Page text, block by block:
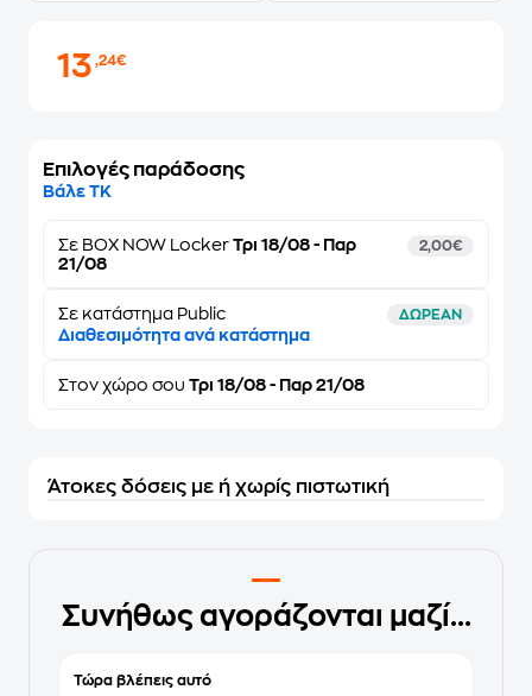
13,24€
Επιλογές παράδοσης
Βάλε ΤΚ
Σε BOX NOW Locker Τρι 18/08 - Παρ
21/08
2,00€
Σε κατάστημα Public ΔΩΡΕΑΝ
Διαθεσιμότητα ανά κατάστημα
Στον χώρο σου Τρι 18/08 - Παρ 21/08
Άτοκες δόσεις με ή χωρίς πιστωτική
Συνήθως αγοράζονται μαζί...
Τώρα βλέπεις αυτό